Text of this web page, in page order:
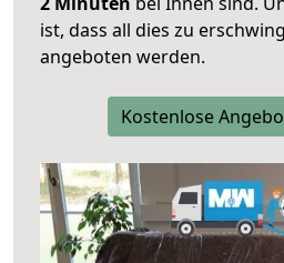
ist, dass all dies zu
angeboten werden.
Kostenlose